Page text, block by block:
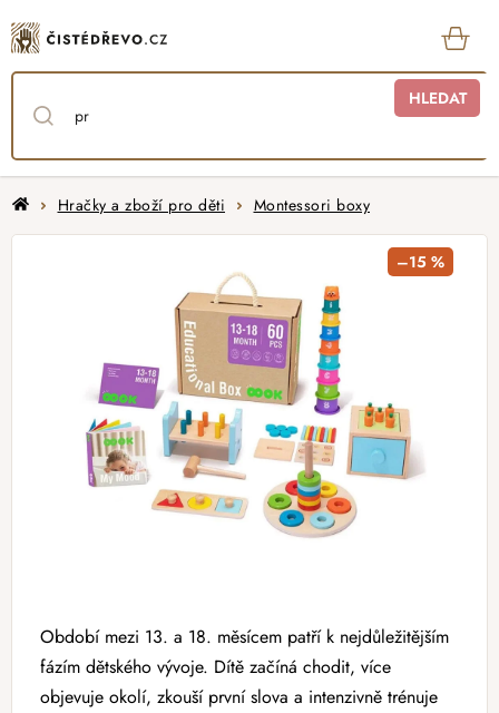
na
obsah
HLEDAT
DomůHračky a zboží pro děti Montessori boxy
Období mezi 13. a 18. měsícem patří k nejdůležitějším
fázím dětského vývoje. Dítě začíná chodit, více
objevuje okolí, zkouší první slova a intenzivně trénuje
–15 %